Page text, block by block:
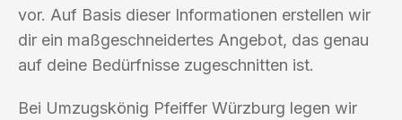
vor. Auf Basis dieser Informationen erstellen wir
dir ein maßgeschneidertes Angebot, das genau
auf deine Bedürfnisse zugeschnitten ist.
Bei Umzugskönig Pfeiffer Würzburg legen wir